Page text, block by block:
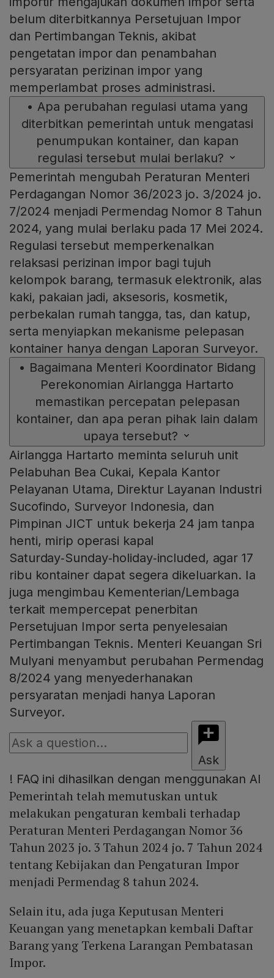
belum diterbitkannya Persetujuan Impor
dan Pertimbangan Teknis, akibat
pengetatan impor dan penambahan
persyaratan perizinan impor yang
memperlambat proses administrasi.
• Apa perubahan regulasi utama yang
diterbitkan pemerintah untuk mengatasi
penumpukan kontainer, dan kapan
regulasi tersebut mulai berlaku?
Pemerintah mengubah Peraturan Menteri
Perdagangan Nomor 36/2023 jo. 3/2024 jo.
7/2024 menjadi Permendag Nomor 8 Tahun
2024, yang mulai berlaku pada 17 Mei 2024.
Regulasi tersebut memperkenalkan
relaksasi perizinan impor bagi tujuh
kelompok barang, termasuk elektronik, alas
kaki, pakaian jadi, aksesoris, kosmetik,
perbekalan rumah tangga, tas, dan katup,
serta menyiapkan mekanisme pelepasan
kontainer hanya dengan Laporan Surveyor.
• Bagaimana Menteri Koordinator Bidang
Perekonomian Airlangga Hartarto
memastikan percepatan pelepasan
kontainer, dan apa peran pihak lain dalam
upaya tersebut?
Airlangga Hartarto meminta seluruh unit
Pelabuhan Bea Cukai, Kepala Kantor
Pelayanan Utama, Direktur Layanan Industri
Sucofindo, Surveyor Indonesia, dan
Pimpinan JICT untuk bekerja 24 jam tanpa
henti, mirip operasi kapal
Saturday‑Sunday‑holiday‑included, agar 17
ribu kontainer dapat segera dikeluarkan. Ia
juga mengimbau Kementerian/Lembaga
terkait mempercepat penerbitan
Persetujuan Impor serta penyelesaian
Pertimbangan Teknis. Menteri Keuangan Sri
Mulyani menyambut perubahan Permendag
8/2024 yang menyederhanakan
persyaratan menjadi hanya Laporan
Surveyor.
Ask
! FAQ ini dihasilkan dengan menggunakan AI
Pemerintah telah memutuskan untuk
melakukan pengaturan kembali terhadap
Peraturan Menteri Perdagangan Nomor 36
Tahun 2023 jo. 3 Tahun 2024 jo. 7 Tahun 2024
tentang Kebijakan dan Pengaturan Impor
menjadi Permendag 8 tahun 2024.
Selain itu, ada juga Keputusan Menteri
Keuangan yang menetapkan kembali Daftar
Barang yang Terkena Larangan Pembatasan
Impor.